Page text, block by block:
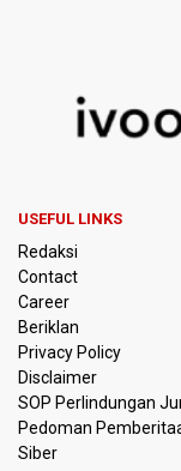
SEA V Cup
Lawan Vietnam 3-2
Kebakaran
PSSI Evaluasi
Ditahan Imbang
Pemerintah
Nasional
Pendakian
USEFUL LINKS
Redaksi
Contact
Career
Beriklan
Privacy Policy
Disclaimer
SOP Perlindungan
Pedoman
Siber